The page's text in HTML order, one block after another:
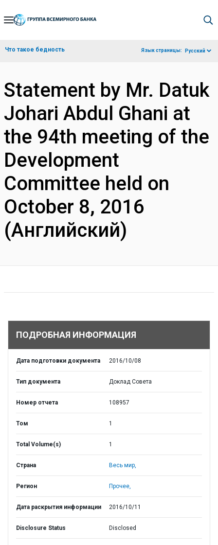
Skip
Navigation
Что такое бедность Язык страницы: Русский
Statement by Mr. Datuk
Johari Abdul Ghani at
the 94th meeting of the
Development
Committee held on
October 8, 2016
(Английский)
ПОДРОБНАЯ ИНФОРМАЦИЯ
Дата подготовки документа 2016/10/08
Тип документа Доклад Совета
Номер отчета 108957
Том 1
Total Volume(s) 1
Страна Весь мир,
Регион Прочее,
Дата раскрытия информации 2016/10/11
Disclosure Status Disclosed